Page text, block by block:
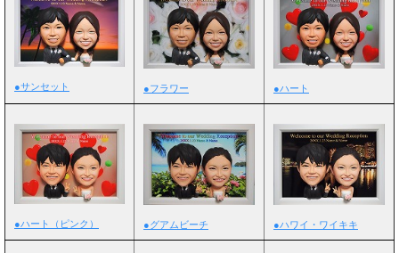
●サンセット ●フラワー ●ハート
●ハート（ピンク） ●グアムビーチ ●ハワイ・ワイキキ